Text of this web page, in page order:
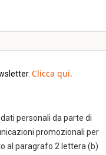
Clicca qui.
personali da parte di
promozionali per
al paragrafo 2 lettera (b)